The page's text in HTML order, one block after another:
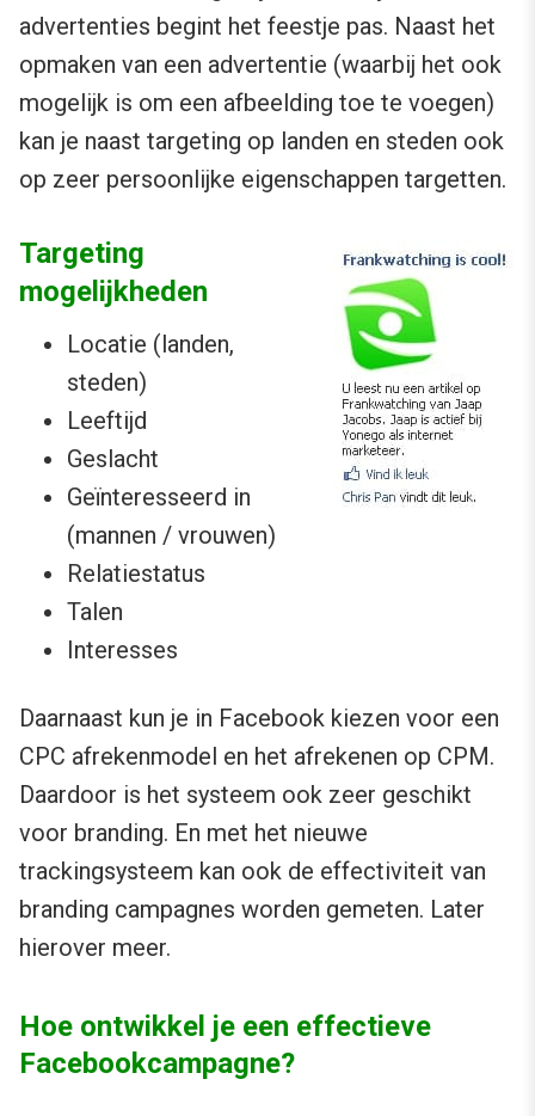
advertenties begint het feestje pas. Naast het
opmaken van een advertentie (waarbij het ook
mogelijk is om een afbeelding toe te voegen)
kan je naast targeting op landen en steden ook
op zeer persoonlijke eigenschappen targetten.
Targeting
mogelijkheden
Locatie (landen,
steden)
Leeftijd
Geslacht
Geïnteresseerd in
(mannen / vrouwen)
Relatiestatus
Talen
Interesses
Daarnaast kun je in Facebook kiezen voor een
CPC afrekenmodel en het afrekenen op CPM.
Daardoor is het systeem ook zeer geschikt
voor branding. En met het nieuwe
trackingsysteem kan ook de effectiviteit van
branding campagnes worden gemeten. Later
hierover meer.
Hoe ontwikkel je een effectieve
Facebookcampagne?